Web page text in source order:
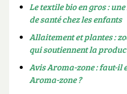
Le textile bio en gros :
de santé chez les enfants
Allaitement et plantes :
qui soutiennent la
Avis Aroma-zone : faut-il
Aroma-zone ?